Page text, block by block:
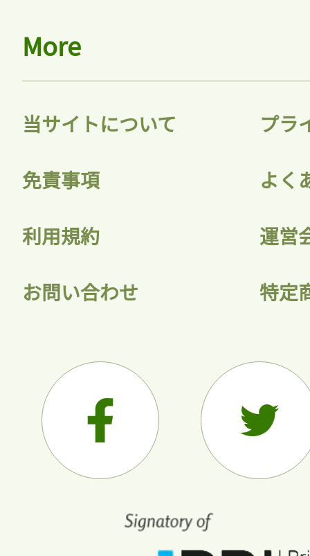
More
当サイトについて プラ
免責事項 よく
利用規約 運営
お問い合わせ 特定